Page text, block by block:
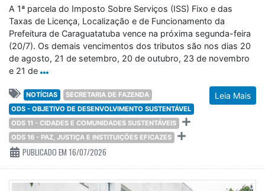
A 1ª parcela do Imposto Sobre Serviços (ISS) Fixo e das
Taxas de Licença, Localização e de Funcionamento da
Prefeitura de Caraguatatuba vence na próxima segunda-feira
(20/7). Os demais vencimentos dos tributos são nos dias 20
de agosto, 21 de setembro, 20 de outubro, 23 de novembro
e 21 de
Leia Mais
NOTÍCIAS
SECRETARIA DE FAZENDA
ODS - OBJETIVO DE DESENVOLVIMENTO SUSTENTÁVEL
ODS 11 - CIDADES E COMUNIDADES SUSTENTÁVEIS
ODS 16 - PAZ, JUSTIÇA E INSTITUIÇÕES EFICAZES
PUBLICADO EM 16/07/2026